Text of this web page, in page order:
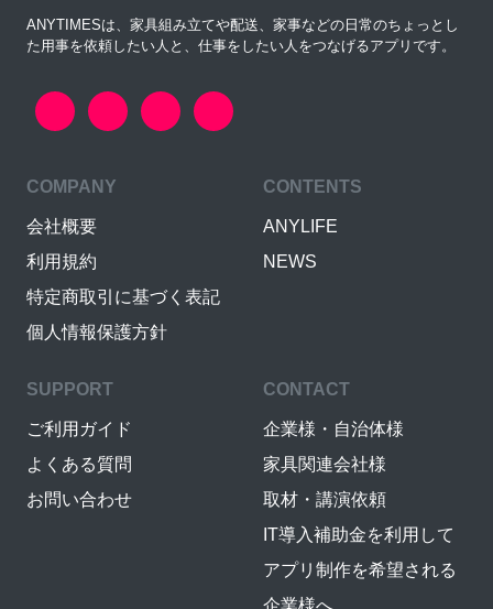
ANYTIMESは、家具組み立てや配送、家事などの日常のちょっとし
た用事を依頼したい人と、仕事をしたい人をつなげるアプリです。
COMPANY
会社概要
利用規約
特定商取引に基づく表記
個人情報保護方針
CONTENTS
ANYLIFE
NEWS
SUPPORT
ご利用ガイド
よくある質問
お問い合わせ
CONTACT
企業様・自治体様
家具関連会社様
取材・講演依頼
IT導入補助金を利用して
アプリ制作を希望される